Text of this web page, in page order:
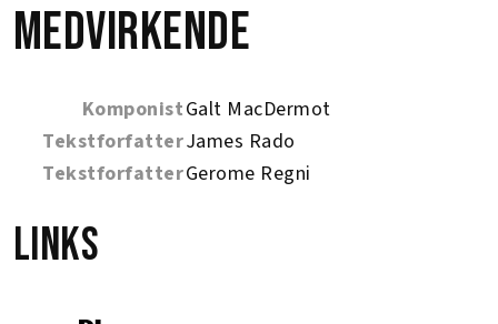
Medvirkende
KomponistGalt MacDermot
TekstforfatterJames Rado
TekstforfatterGerome Regni
Links